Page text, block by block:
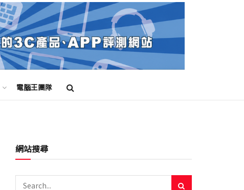
電腦王團隊
網站搜尋